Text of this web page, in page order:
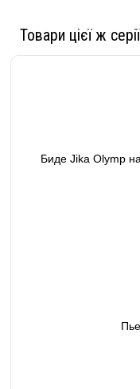
Товари цієї ж серії
Биде Jika Olymp